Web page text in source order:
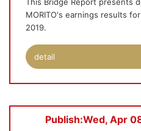
This Bridge Report presents
MORITO's earnings results
2019.
detail
Publish:Wed, Apr